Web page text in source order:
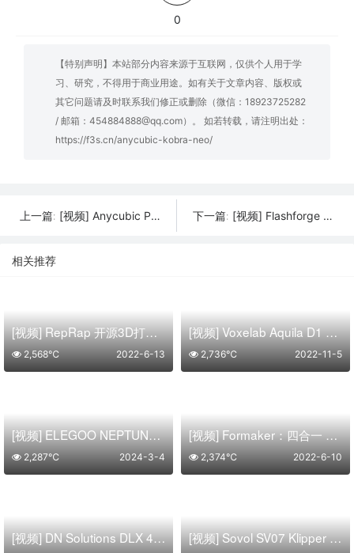
0
【特别声明】本站部分内容来源于互联网，仅供个人用于学
习、研究，不得用于商业用途。如有关于文章内容、版权或
其它问题请及时联系我们修正或删除（微信：18923725282
/ 邮箱：454884888@qq.com）。 如若转载，请注明出处：
https://f3s.cn/anycubic-kobra-neo/
上一篇: [视频] Anycubic Photon Mono X2 9.1寸高清大屏 创新光源技术 快速更稳定 下一篇: [视频] Flashforge Adventurer 4 无限创造 “印”有尽有
相关推荐
[视频] RepRap 开源3D打印机
2022-6-13
2,568℃
[视频] Voxelab Aquila D1 FDM 3D 打印机
2022-11-5
2,736℃
[视频] ELEGOO NEPTUNE 4 PRO : 高速打印、Klipper高速静音主板 FDM 3D打印机
2024-3-4
2,287℃
[视频] Formaker：四合一 3D打印机
2022-6-10
2,374℃
[视频] DN Solutions DLX 450D：更快、更智能、效率更高的创新增材制造系统 [视频] Sovol SV07 Klipper 直驱FDM 3D打印机 打印速度 250mm/s